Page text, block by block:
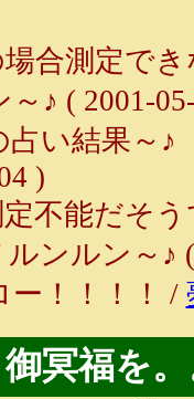
合測定でき
♪ ( 2001-
占い結果～
)
不能だそう
ンルン～♪
ー！！！！ /
冥福を